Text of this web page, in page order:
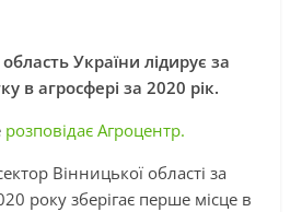
України лідирує за
в агросфері за 2020 рік.
розповідає Агроцентр.
Вінницької області за
року зберігає перше місце в